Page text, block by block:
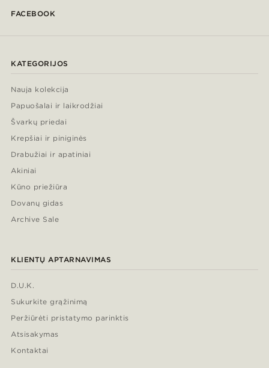
FACEBOOK
KATEGORIJOS
Nauja kolekcija
Papuošalai ir laikrodžiai
Švarkų priedai
Krepšiai ir piniginės
Drabužiai ir apatiniai
Akiniai
Kūno priežiūra
Dovanų gidas
Archive Sale
KLIENTŲ APTARNAVIMAS
D.U.K.
Sukurkite grąžinimą
Peržiūrėti pristatymo parinktis
Atsisakymas
Kontaktai